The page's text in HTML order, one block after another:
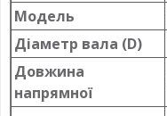
Модель
Діаметр вала (D)
Довжина
напрямної